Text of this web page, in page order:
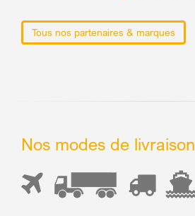
Tous nos partenaires & marques
Nos modes de livraison